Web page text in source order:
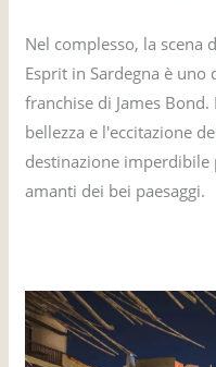
Nel complesso, la scena
Esprit in Sardegna è
franchise di James
bellezza e l'eccitazione
destinazione
amanti dei bei paesaggi.